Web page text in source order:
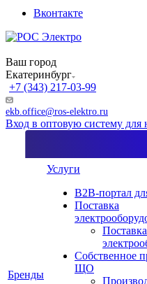
Вконтакте
Ваш город
Екатеринбург
+7 (343) 217-03-99
ekb.office@ros-elektro.ru
Вход в оптовую систему для
Бренды
Услуги
B2B-портал
Поставка
Поставка
Собственное
ЩО